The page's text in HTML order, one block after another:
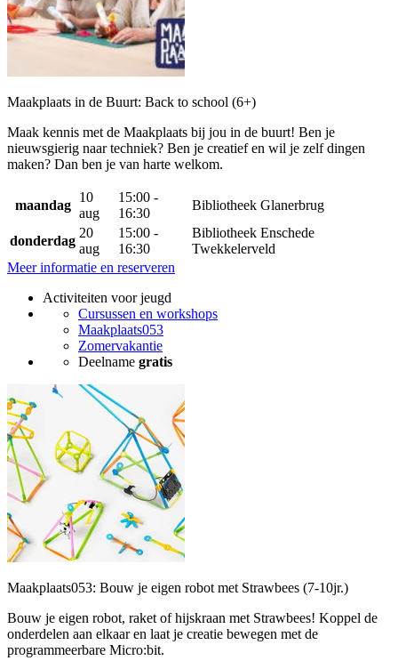
Maakplaats in de Buurt: Back to school (6+)
Maak kennis met de Maakplaats bij jou in de buurt! Ben je
nieuwsgierig naar techniek? Ben je creatief en wil je zelf dingen
maken? Dan ben je van harte welkom.
maandag
10
aug
15:00 -
16:30
Bibliotheek Glanerbrug
donderdag
20
aug
15:00 -
16:30
Bibliotheek Enschede
Twekkelerveld
Meer informatie en reserveren
Activiteiten voor jeugd
Cursussen en workshops
Maakplaats053
Zomervakantie
Deelname gratis
Maakplaats053: Bouw je eigen robot met Strawbees (7-10jr.)
Bouw je eigen robot, raket of hijskraan met Strawbees! Koppel de
onderdelen aan elkaar en laat je creatie bewegen met de
programmeerbare Micro:bit.